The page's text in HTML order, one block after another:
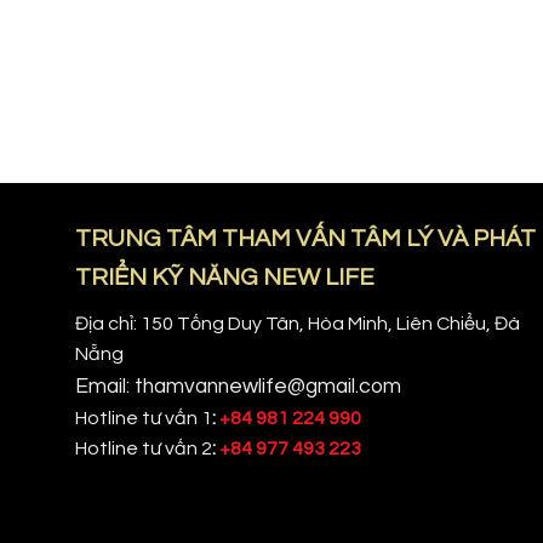
TRUNG TÂM THAM VẤN TÂM LÝ VÀ PHÁT
TRIỂN KỸ NĂNG NEW LIFE
Địa chỉ: 150 Tống Duy Tân, Hòa Minh, Liên Chiểu, Đà
Nẵng
Email: thamvannewlife@gmail.com
Hotline tư vấn 1: +84 981 224 990
Hotline tư vấn 2: +84 977 493 223